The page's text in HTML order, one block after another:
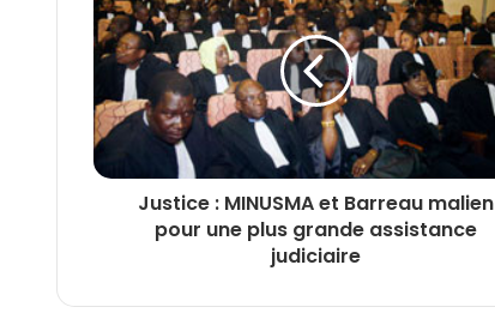
Justice : MINUSMA et Barreau malien
pour une plus grande assistance
judiciaire